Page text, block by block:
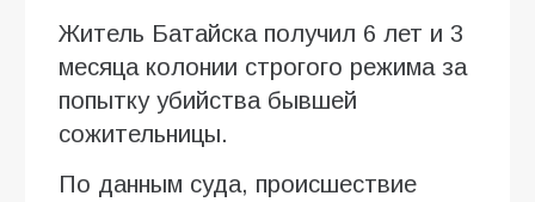
Житель Батайска получил 6 лет и 3
месяца колонии строгого режима за
попытку убийства бывшей
сожительницы.
По данным суда, происшествие